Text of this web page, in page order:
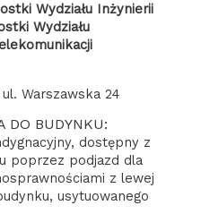
Wydziału Inżynierii
Wydziału
Warszawska 24
DO BUDYNKU:
dostępny z
poprzez podjazd dla
z lewej
usytuowanego